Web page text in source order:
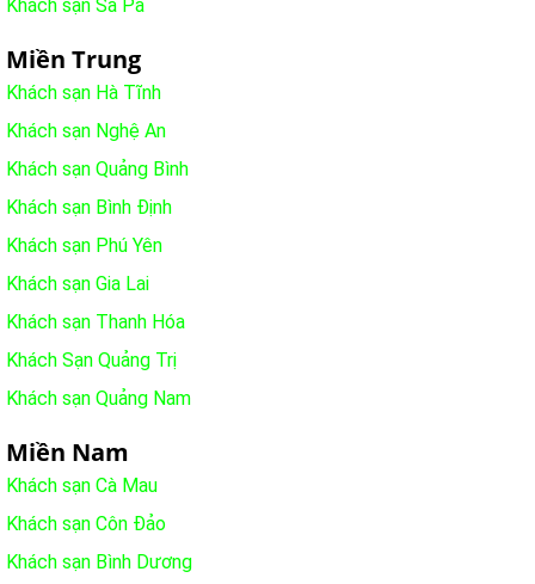
Khách sạn Sa Pa
Miền Trung
Khách sạn Hà Tĩnh
Khách sạn Nghệ An
Khách sạn Quảng Bình
Khách sạn Bình Định
Khách sạn Phú Yên
Khách sạn Gia Lai
Khách sạn Thanh Hóa
Khách Sạn Quảng Trị
Khách sạn Quảng Nam
Miền Nam
Khách sạn Cà Mau
Khách sạn Côn Đảo
Khách sạn Bình Dương